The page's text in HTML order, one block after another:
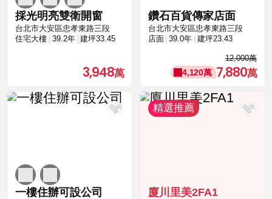
採光明亮雙衛開窗
台北市大安區忠孝東路三段
住宅大樓
39.2年 建坪33.45
3,948
鑽石百貨傳家店面
台北市大安區忠孝東路三段
店面
39.0年 建坪23.43
12,000萬
4,120萬 7,880
一樓住辦可設公司 廈川里美2FA1